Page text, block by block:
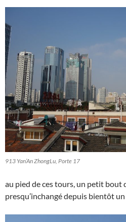
913 Yan’An ZhongLu, Porte 17
au pied de ces tours, un petit bout
presqu’inchangé depuis bientôt un